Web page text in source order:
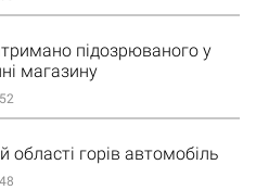
підозрюваного у
магазину
області горів автомобіль